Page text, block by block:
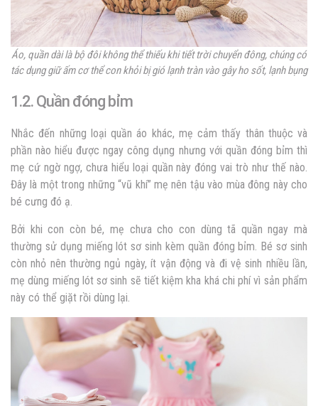
Áo, quần dài là bộ đôi không thể thiếu khi tiết trời chuyển đông, chúng có
tác dụng giữ ấm cơ thể con khỏi bị gió lạnh tràn vào gây ho sốt, lạnh bụng
1.2. Quần đóng bỉm
Nhắc đến những loại quần áo khác, mẹ cảm thấy thân thuộc và
phần nào hiểu được ngay công dụng nhưng với quần đóng bỉm thì
mẹ cứ ngờ ngợ, chưa hiểu loại quần này đóng vai trò như thế nào.
Đây là một trong những “vũ khí” mẹ nên tậu vào mùa đông này cho
bé cưng đó ạ.
Bởi khi con còn bé, mẹ chưa cho con dùng tã quần ngay mà
thường sử dụng miếng lót sơ sinh kèm quần đóng bỉm. Bé sơ sinh
còn nhỏ nên thường ngủ ngày, ít vận động và đi vệ sinh nhiều lần,
mẹ dùng miếng lót sơ sinh sẽ tiết kiệm kha khá chi phí vì sản phẩm
này có thể giặt rồi dùng lại.